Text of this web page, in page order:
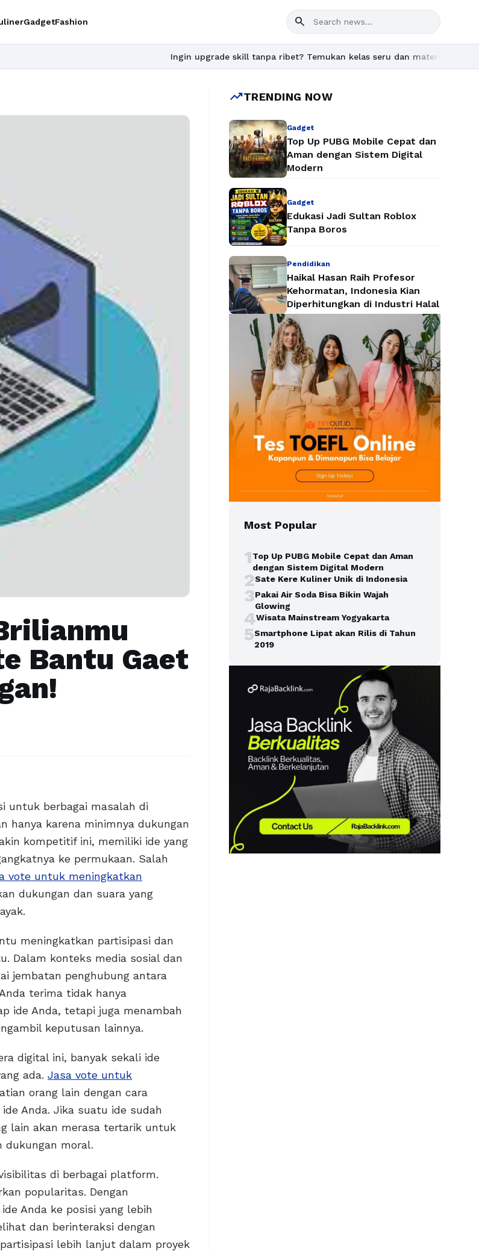
GadgetFashion search
Ingin upgrade skill tanpa ribet? Temukan kelas seru dan materi lengkap hanya
Bantu Gaet
untuk berbagai masalah di
hanya karena minimnya dukungan
kompetitif ini, memiliki ide yang
ke permukaan. Salah
vote untuk meningkatkan
dukungan dan suara yang
meningkatkan partisipasi dan
Dalam konteks media sosial dan
jembatan penghubung antara
terima tidak hanya
ide Anda, tetapi juga menambah
keputusan lainnya.
digital ini, banyak sekali ide
ada. Jasa vote untuk
orang lain dengan cara
Anda. Jika suatu ide sudah
lain akan merasa tertarik untuk
moral.
di berbagai platform.
popularitas. Dengan
Anda ke posisi yang lebih
dan berinteraksi dengan
lebih lanjut dalam proyek
trending_upTRENDING NOW
Gadget
Top Up PUBG Mobile Cepat dan
Aman dengan Sistem Digital
Modern
Gadget
Edukasi Jadi Sultan Roblox
Tanpa Boros
Pendidikan
Haikal Hasan Raih Profesor
Kehormatan, Indonesia Kian
Diperhitungkan di Industri Halal
Most Popular
1Top Up PUBG Mobile Cepat dan Aman
dengan Sistem Digital Modern
2Sate Kere Kuliner Unik di Indonesia
3Pakai Air Soda Bisa Bikin Wajah
Glowing
4Wisata Mainstream Yogyakarta
5Smartphone Lipat akan Rilis di Tahun
2019